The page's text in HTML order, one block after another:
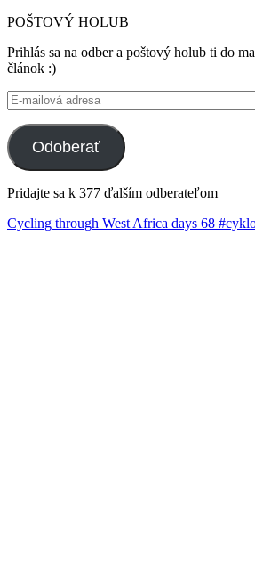
POŠTOVÝ HOLUB
Prihlás sa na odber a poštový holub ti do
článok :)
E-
mailová
adresa
Odoberať
Pridajte sa k 377 ďalším odberateľom
Cycling through West Africa days 68